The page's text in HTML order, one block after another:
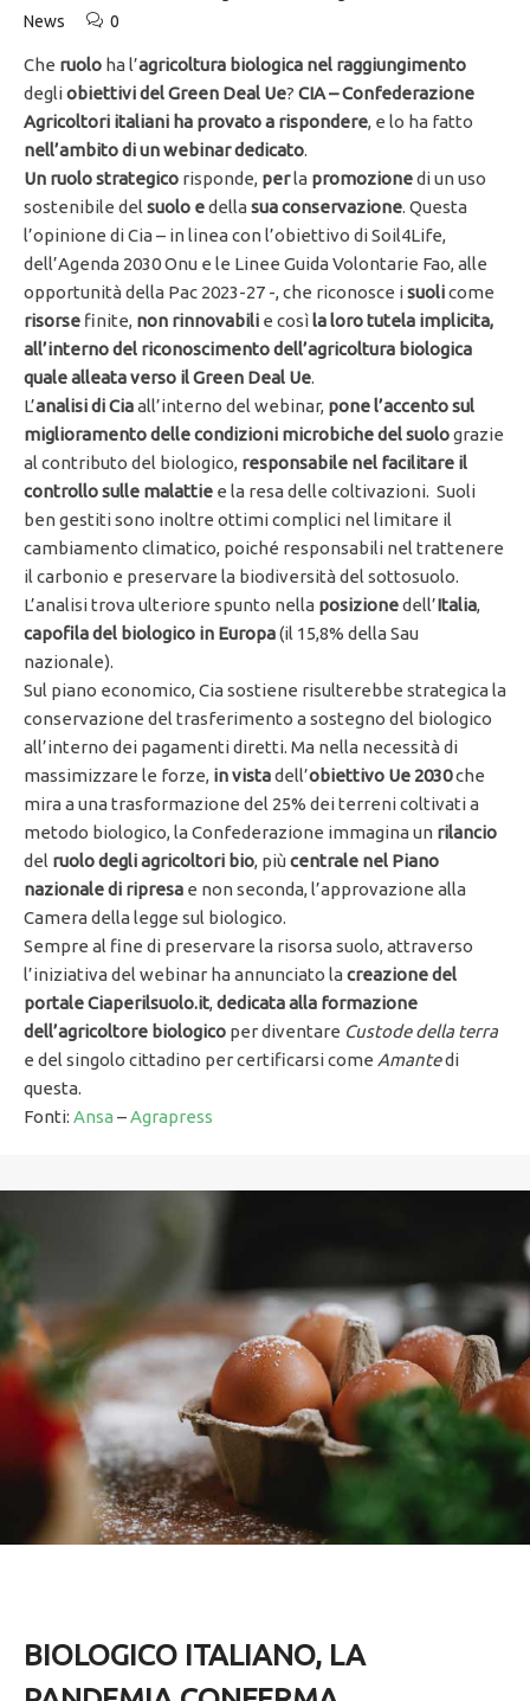
News
0
Che ruolo ha l’agricoltura biologica nel raggiungimento
degliobiettivi del Green Deal Ue? CIA – Confederazione
Agricoltori italiani ha provato a rispondere, e lo ha fatto
nell’ambito di unwebinar dedicato.
Un ruolo strategico risponde, perla promozionedi un uso
sostenibile del suolo edellasua conservazione. Questa
l’opinione di Cia – in linea con l’obiettivo di Soil4Life,
dell’Agenda 2030 Onu e le Linee Guida Volontarie Fao, alle
opportunità della Pac 2023-27 -, che riconosce isuolicome
risorse finite, non rinnovabili e cosìla loro tutela implicita,
all’interno del riconoscimento dell’agricoltura biologica
quale alleata verso il Green Deal Ue.
L’analisi di Ciaall’interno del webinar, pone l’accento sul
miglioramento delle condizioni microbiche del suolograzie
al contributo del biologico, responsabile nel facilitare il
controllo sulle malattie e la resa delle coltivazioni. Suoli
ben gestiti sono inoltre ottimi complici nel limitare il
cambiamento climatico, poiché responsabili nel trattenere
il carbonio e preservare la biodiversità del sottosuolo.
L’analisi trova ulteriore spunto nella posizionedell’Italia,
capofiladel biologico in Europa(il 15,8% della Sau
nazionale).
Sul piano economico, Cia sostiene risulterebbe strategica la
conservazione del trasferimento a sostegno del biologico
all’interno dei pagamenti diretti. Ma nella necessità di
massimizzare le forze, in vistadell’obiettivo Ue 2030che
mira a una trasformazione del 25% dei terreni coltivati a
metodo biologico, la Confederazione immagina un rilancio
del ruolo degli agricoltori bio, piùcentrale nel Piano
nazionale di ripresa e non seconda, l’approvazione alla
Camera della legge sul biologico.
Sempre al fine di preservare la risorsa suolo, attraverso
l’iniziativa del webinar ha annunciato lacreazione del
portale Ciaperilsuolo.it,dedicata alla formazione
dell’agricoltore biologico per diventare Custode della terra
e del singolo cittadino per certificarsi come Amantedi
questa.
Fonti: Ansa –Agrapress
BIOLOGICO ITALIANO, LA